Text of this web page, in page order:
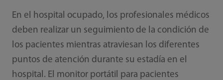
En el hospital ocupado, los profesionales médicos
deben realizar un seguimiento de la condición de
los pacientes mientras atraviesan los diferentes
puntos de atención durante su estadía en el
hospital. El monitor portátil para pacientes